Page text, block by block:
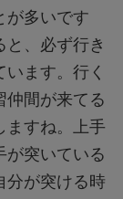
が多いです
、必ず行き
ます。行く
仲間が来てる
ますね。上手
が突いている
分が突ける時